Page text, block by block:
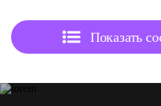
Показать